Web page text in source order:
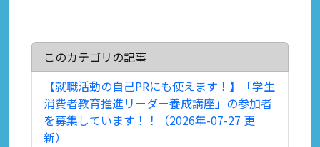
このカテゴリの記事
【就職活動の自己PRにも使えます！】「学生
消費者教育推進リーダー養成講座」の参加者
を募集しています！！（2026年-07-27 更
新）